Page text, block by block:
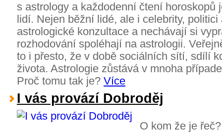
s astrology a každodenní čtení horoskopů
lidí. Nejen běžní lidé, ale i celebrity,
astrologické konzultace a nechávají si
rozhodování spoléhají na astrologii.
to i přesto, že v době sociálních sítí, sdílí
života. Astrologie zůstává v mnoha
Proč tomu tak je? Více
I vás provází Dobroděj
O kom že je